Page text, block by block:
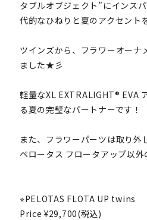
タブルオブジェクト”にインス
代的なひねりと夏のアクセント
ツインズから、フラワーオーナ
ました★彡
軽量なXL EXTRALIGHT® EVA
る夏の完璧なパートナーです！
また、フラワーパーツは取り
ペロータス フロータアップ以
⭐︎PELOTAS FLOTA UP twins
Price ¥29,700(税込)